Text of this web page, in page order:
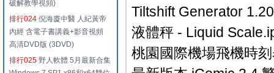
破解教學視頻)
排行024 倪海廈中醫 人紀黃帝
內經 含電子書講義+影音視頻
高清DVD版 (3DVD)
排行025 野人軟體 5月最新合集
Tiltshift Generator
液體秤 - Liquid
桃園國際機場飛機時